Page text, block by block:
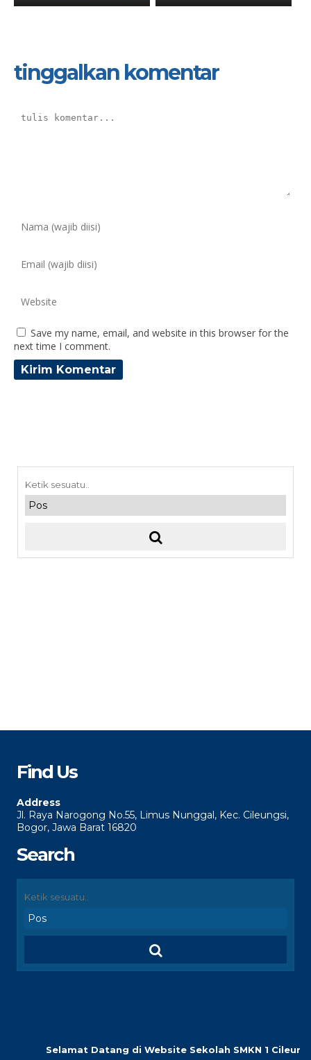
tinggalkan komentar
Save my name, email, and website in this browser for the
next time I comment.
Find Us
Address
Jl. Raya Narogong No.55, Limus Nunggal, Kec. Cileungsi,
Bogor, Jawa Barat 16820
Search
Selamat Datang di Website Sekolah SMKN 1 Cileungsi